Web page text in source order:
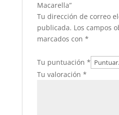
Macarella”
Tu dirección de correo
publicada. Los campos
marcados con *
Tu puntuación *
Tu valoración *